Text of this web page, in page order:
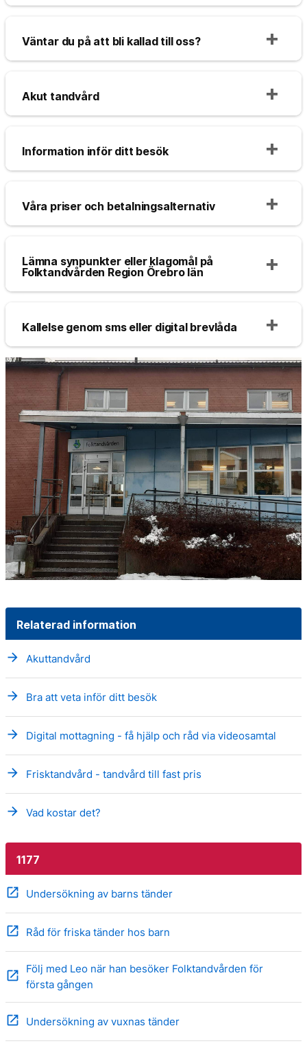
Väntar du på att bli kallad till oss?
Akut tandvård
Information inför ditt besök
Våra priser och betalningsalternativ
Lämna synpunkter eller klagomål på
Folktandvården Region Örebro län
Kallelse genom sms eller digital brevlåda
Relaterad information
arrow_forward Akuttandvård
arrow_forward Bra att veta inför ditt besök
arrow_forward Digital mottagning - få hjälp och råd via videosamtal
arrow_forward Frisktandvård - tandvård till fast pris
arrow_forward Vad kostar det?
1177
open_in_new Undersökning av barns tänder
open_in_new Råd för friska tänder hos barn
open_in_new
Följ med Leo när han besöker Folktandvården för
första gången
open_in_new Undersökning av vuxnas tänder